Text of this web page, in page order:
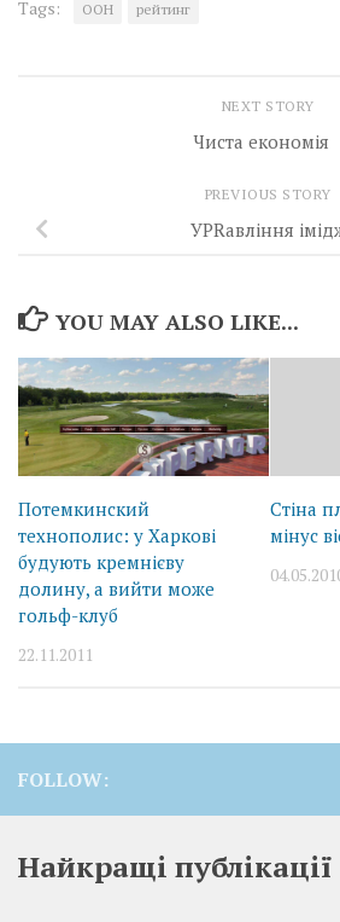
Tags: ООН рейтинг
NEXT STORY
Чиста економія
PREVIOUS STORY
УPRавління
YOU MAY ALSO LIKE...
Потемкинский
технополис: у Харкові
будують кремнієву
долину, а вийти може
гольф-клуб
22.11.2011
Стіна
мінус
FOLLOW:
Найкращі публікації